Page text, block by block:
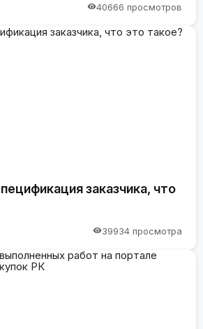
40666 просмотров
заказчика, что
39934 просмотра